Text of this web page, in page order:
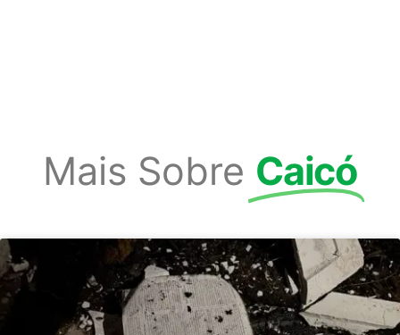
Mais Sobre Caicó